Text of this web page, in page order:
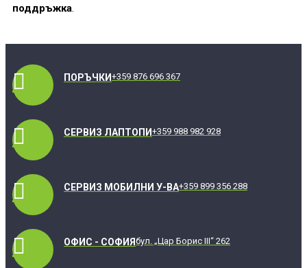
поддръжка.
ПОРЪЧКИ +359 876 696 367
СЕРВИЗ ЛАПТОПИ +359 988 982 928
СЕРВИЗ МОБИЛНИ У-ВА+359 899 356 288
ОФИС - СОФИЯ бул. „Цар Борис III“ 262